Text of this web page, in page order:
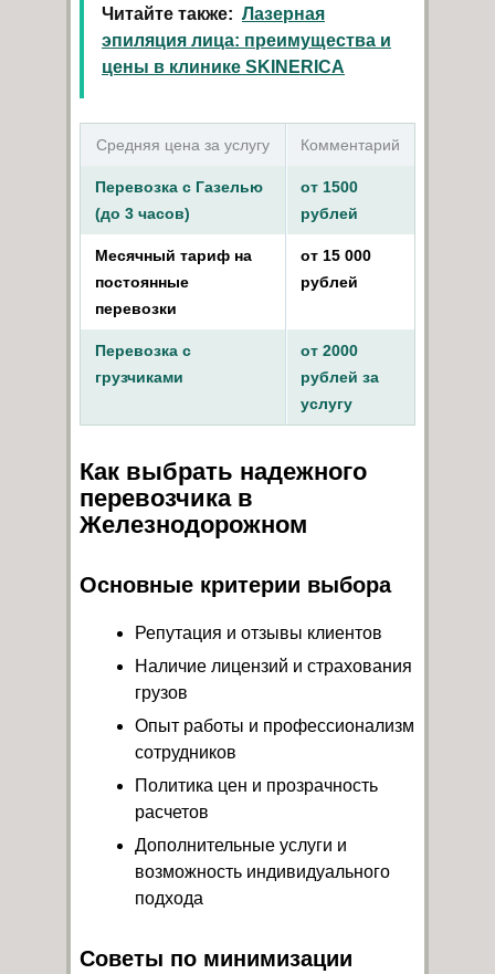
Читайте также: Лазерная
эпиляция лица: преимущества и
цены в клинике SKINERICA
Средняя цена за услугу Комментарий
Перевозка с Газелью
(до 3 часов)
от 1500
рублей
Месячный тариф на
постоянные
перевозки
от 15 000
рублей
Перевозка с
грузчиками
от 2000
рублей за
услугу
Как выбрать надежного
перевозчика в
Железнодорожном
Основные критерии выбора
Репутация и отзывы клиентов
Наличие лицензий и страхования
грузов
Опыт работы и профессионализм
сотрудников
Политика цен и прозрачность
расчетов
Дополнительные услуги и
возможность индивидуального
подхода
Советы по минимизации